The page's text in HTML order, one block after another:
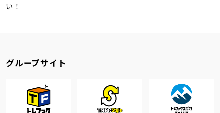
い！
グループサイト